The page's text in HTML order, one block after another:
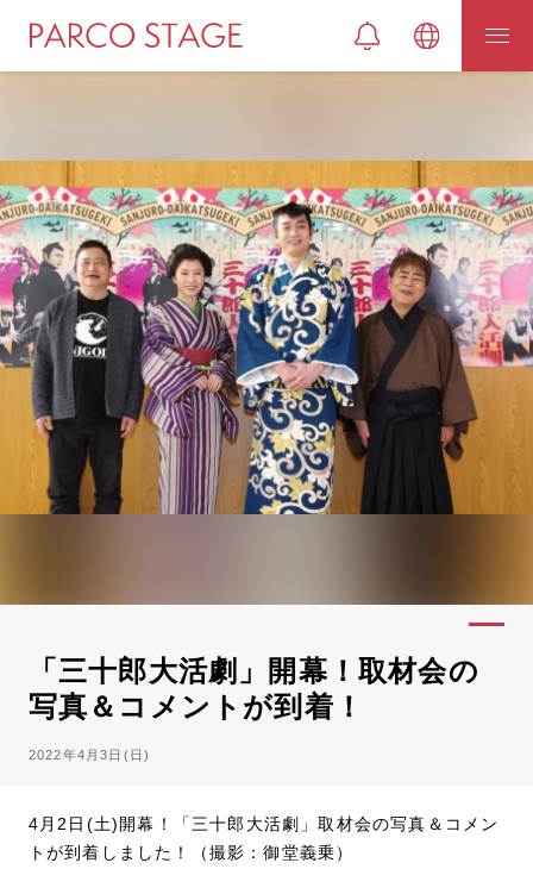
「三十郎大活劇」開幕！取材会の
写真＆コメントが到着！
2022年4月3日(日)
4月2日(土)開幕！「三十郎大活劇」取材会の写真＆コメン
トが到着しました！（撮影：御堂義乗）